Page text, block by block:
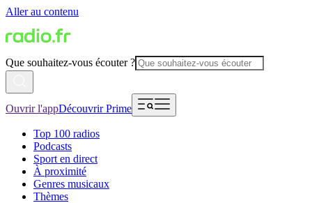
Aller au contenu
Que souhaitez-vous écouter ?
Ouvrir l'appDécouvrir Prime
Top 100 radios
Podcasts
Sport en direct
À proximité
Genres musicaux
Thèmes